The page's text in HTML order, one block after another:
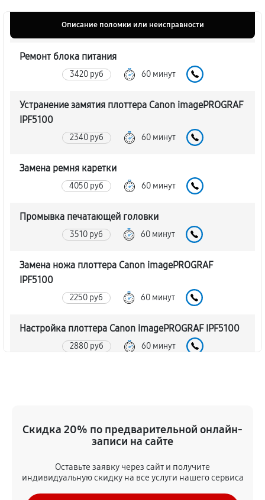
Описание поломки или неисправности
Ремонт блока питания
3420 руб 60 минут
Устранение замятия плоттера Canon imagePROGRAF
IPF5100
2340 руб 60 минут
Замена ремня каретки
4050 руб 60 минут
Промывка печатающей головки
3510 руб 60 минут
Замена ножа плоттера Canon imagePROGRAF
IPF5100
2250 руб 60 минут
Настройка плоттера Canon imagePROGRAF IPF5100
2880 руб 60 минут
Замена ремня плоттера Canon imagePROGRAF
Скидка 20% по предварительной онлайн-
записи на сайте
Оставьте заявку через сайт и получите
индивидуальную скидку на все услуги нашего сервиса